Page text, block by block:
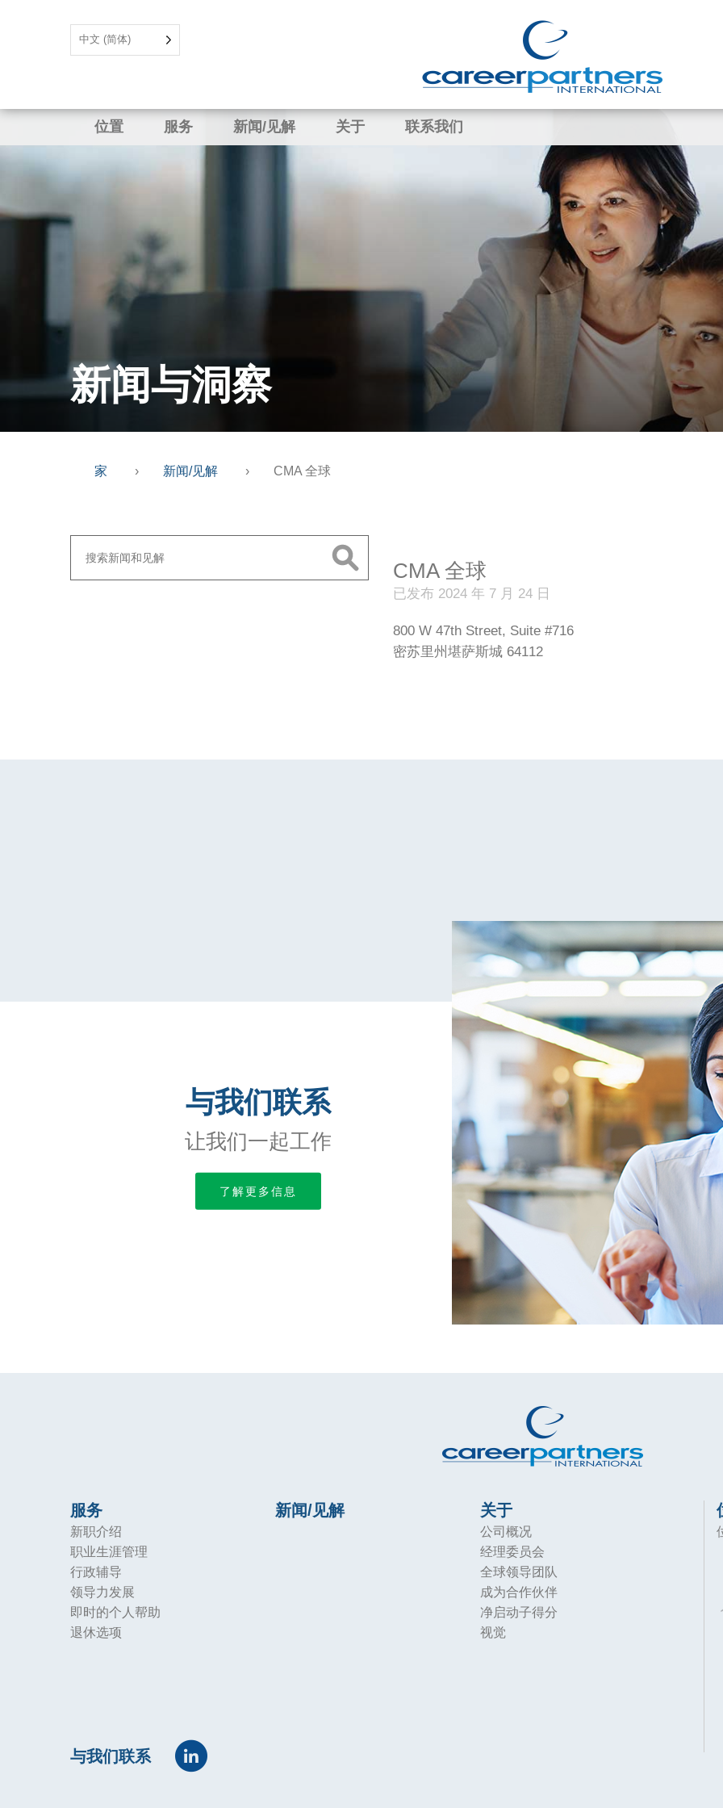
中文 (简体)
位置 服务 新闻/见解 关于 联系我们
新闻与洞察
家 › 新闻/见解 › CMA 全球
CMA 全球
已发布 2024 年 7 月 24 日
800 W 47th Street, Suite #716
密苏里州堪萨斯城 64112
与我们联系
让我们一起工作
了解更多信息
服务
新职介绍
职业生涯管理
行政辅导
领导力发展
即时的个人帮助
退休选项
新闻/见解 关于
公司概况
经理委员会
全球领导团队
成为合作伙伴
净启动子得分
视觉
与我们联系